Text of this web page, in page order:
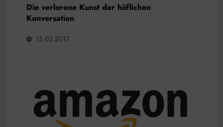
Die verlorene Kunst der höflichen
Konversation
15.02.2017